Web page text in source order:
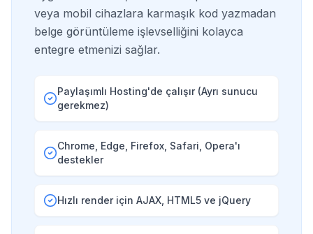
veya mobil cihazlara karmaşık kod yazmadan
belge görüntüleme işlevselliğini kolayca
entegre etmenizi sağlar.
Paylaşımlı Hosting'de çalışır (Ayrı sunucu
gerekmez)
Chrome, Edge, Firefox, Safari, Opera'ı
destekler
Hızlı render için AJAX, HTML5 ve jQuery